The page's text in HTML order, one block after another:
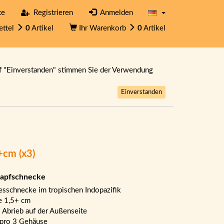
Registrieren Anmelden
0 Artikel Ihr Warenkorb 0 Artikel
stimmen Sie der Verwendung
Einverstanden
(x3)
im tropischen Indopazifik
1,5+ cm
Abrieb auf der Außenseite
3 Gehäuse